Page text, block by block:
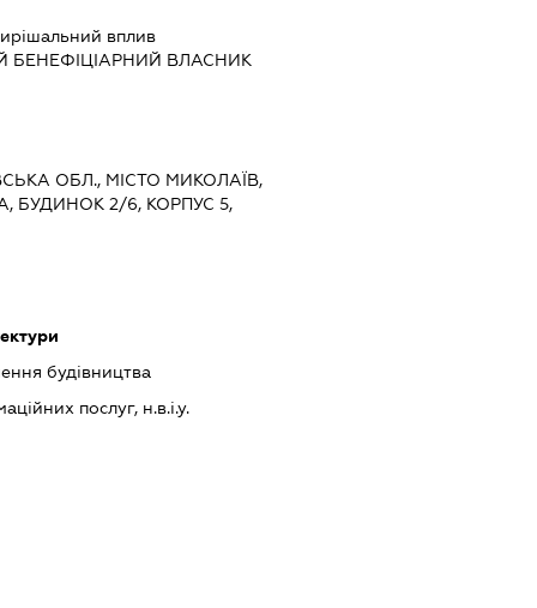
вплив
БЕНЕФІЦІАРНИЙ ВЛАСНИК
ОБЛ., МІСТО МИКОЛАЇВ,
БУДИНОК 2/6, КОРПУС 5,
будівництва
послуг, н.в.і.у.